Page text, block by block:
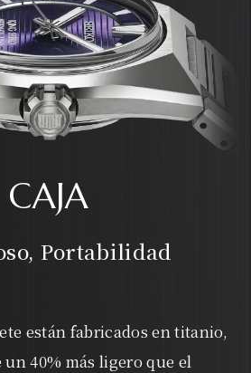
CAJA
Portabilidad
están fabricados en titanio,
40% más ligero que el